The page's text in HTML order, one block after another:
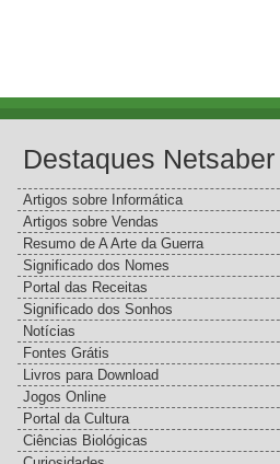
Destaques Netsaber
Artigos sobre Informática
Artigos sobre Vendas
Resumo de A Arte da Guerra
Significado dos Nomes
Portal das Receitas
Significado dos Sonhos
Notícias
Fontes Grátis
Livros para Download
Jogos Online
Portal da Cultura
Ciências Biológicas